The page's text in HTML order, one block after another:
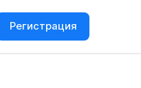
но с шейкой,
Регистрация